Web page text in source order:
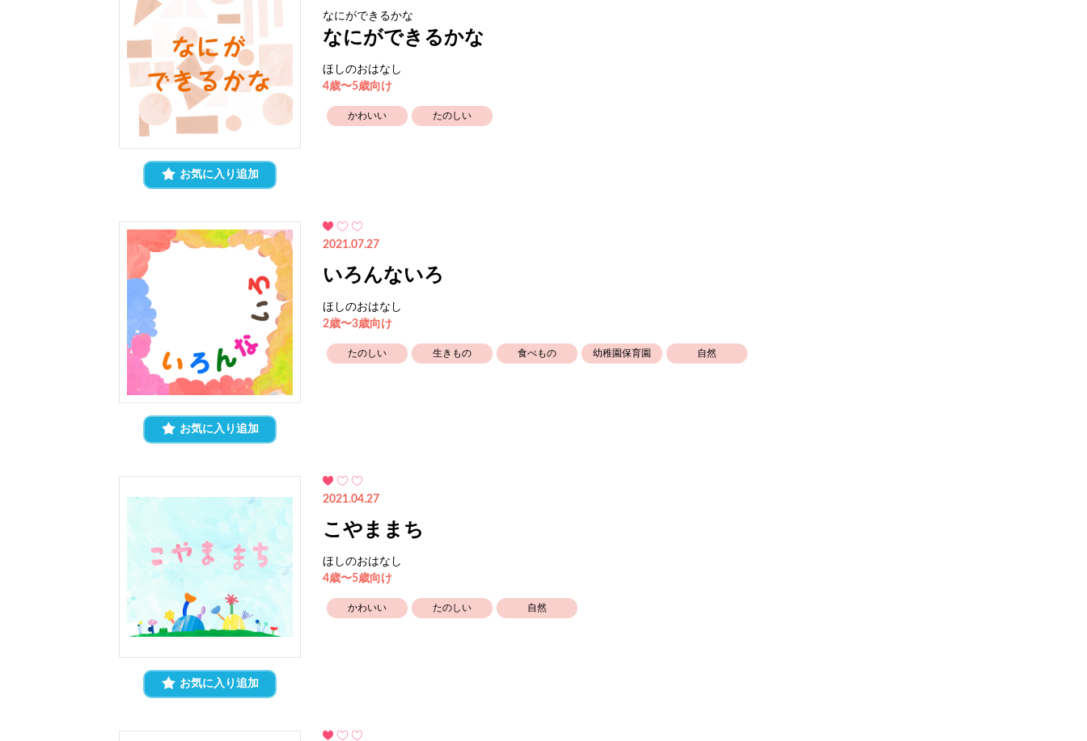
お気に入り追加
なにができるかな
なにができるかな
ほしのおはなし
4歳〜5歳向け
かわいい たのしい
お気に入り追加
2021.07.27
いろんないろ
ほしのおはなし
2歳〜3歳向け
たのしい 生きもの 食べもの 幼稚園保育園 自然
お気に入り追加
2021.04.27
こやままち
ほしのおはなし
4歳〜5歳向け
かわいい たのしい 自然